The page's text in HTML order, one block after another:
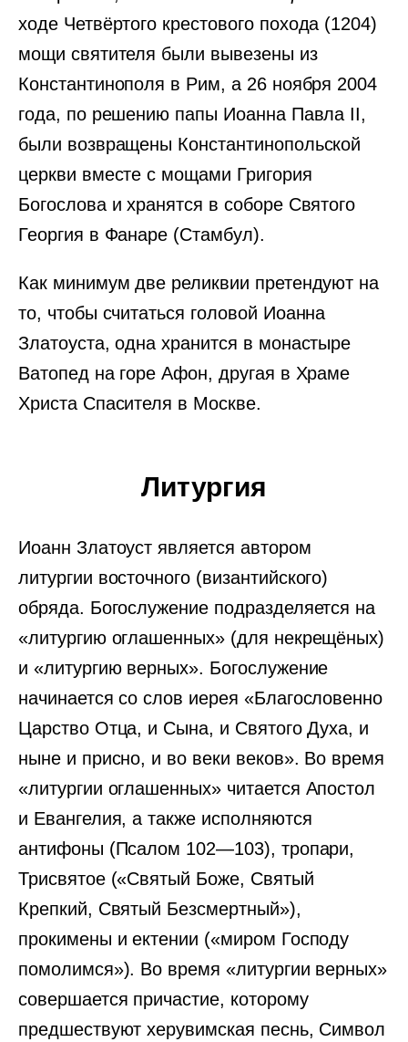
ходе Четвёртого крестового похода (1204)
мощи святителя были вывезены из
Константинополя в Рим, а 26 ноября 2004
года, по решению папы Иоанна Павла II,
были возвращены Константинопольской
церкви вместе с мощами Григория
Богослова и хранятся в соборе Святого
Георгия в Фанаре (Стамбул).
Как минимум две реликвии претендуют на
то, чтобы считаться головой Иоанна
Златоуста, одна хранится в монастыре
Ватопед на горе Афон, другая в Храме
Христа Спасителя в Москве.
Литургия
Иоанн Златоуст является автором
литургии восточного (византийского)
обряда. Богослужение подразделяется на
«литургию оглашенных» (для некрещёных)
и «литургию верных». Богослужение
начинается со слов иерея «Благословенно
Царство Отца, и Сына, и Святого Духа, и
ныне и присно, и во веки веков». Во время
«литургии оглашенных» читается Апостол
и Евангелия, а также исполняются
антифоны (Псалом 102—103), тропари,
Трисвятое («Святый Боже, Святый
Крепкий, Святый Безсмертный»),
прокимены и ектении («миром Господу
помолимся»). Во время «литургии верных»
совершается причастие, которому
предшествуют херувимская песнь, Символ